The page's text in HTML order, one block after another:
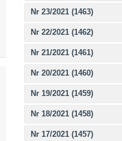
Nr 23/2021 (1463)
Nr 22/2021 (1462)
Nr 21/2021 (1461)
Nr 20/2021 (1460)
Nr 19/2021 (1459)
Nr 18/2021 (1458)
Nr 17/2021 (1457)